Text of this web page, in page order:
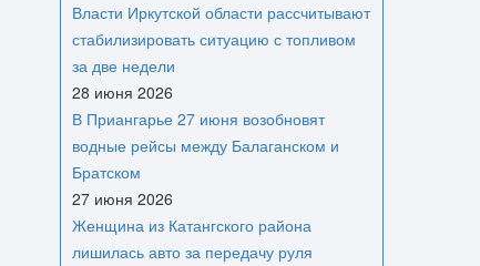
Власти Иркутской области рассчитывают
стабилизировать ситуацию с топливом
за две недели
28 июня 2026
В Приангарье 27 июня возобновят
водные рейсы между Балаганском и
Братском
27 июня 2026
Женщина из Катангского района
лишилась авто за передачу руля